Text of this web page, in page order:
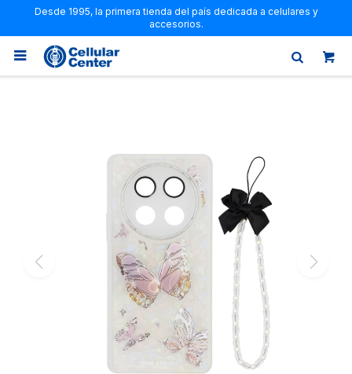
Desde 1995, la primera tienda del país dedicada a celulares y
accesorios.
